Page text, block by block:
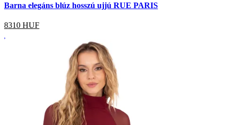
Barna elegáns blúz hosszú ujjú RUE PARIS
8310 HUF